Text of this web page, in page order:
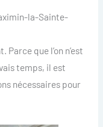
la-Sainte-
que l’on n’est
temps, il est
nécessaires pour